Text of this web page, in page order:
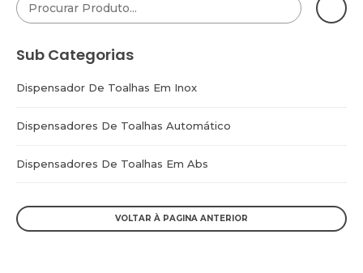
Sub Categorias
Dispensador De Toalhas Em Inox
Dispensadores De Toalhas Automático
Dispensadores De Toalhas Em Abs